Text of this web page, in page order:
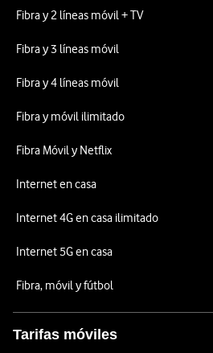
Fibra y 2 líneas móvil + TV
Fibra y 3 líneas móvil
Fibra y 4 líneas móvil
Fibra y móvil ilimitado
Fibra Móvil y Netflix
Internet en casa
Internet 4G en casa ilimitado
Internet 5G en casa
Fibra, móvil y fútbol
Tarifas móviles